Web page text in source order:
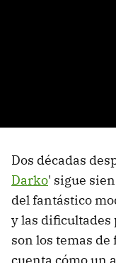
Dos décadas
Darko' sigue
del fantástico
y las dificultades
son los temas